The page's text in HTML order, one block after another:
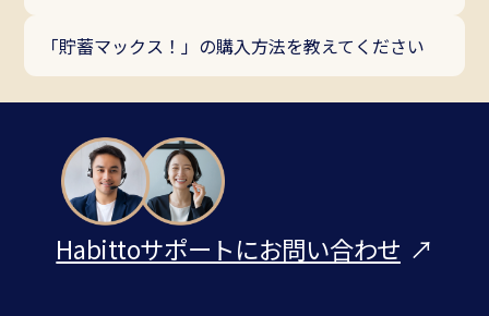
「貯蓄マックス！」の購入方法を教えてください
Habittoサポートにお問い合わせ ↗